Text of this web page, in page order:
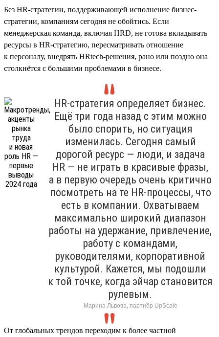
Без HR-стратегии, поддерживающей исполнение бизнес-
стратегии, компаниям сегодня не обойтись. Если
менеджерская команда, включая HRD, не готова вкладывать
ресурсы в HR-стратегию, пересматривать отношение
к персоналу, внедрять HRtech-решения, рано или поздно она
столкнётся с большими проблемами в бизнесе.
HR-стратегия определяет бизнес.
Ещё три года назад с этим можно
было спорить, но ситуация
изменилась. Сегодня самый
дорогой ресурс — люди, и задача
HR — не играть в красивые фразы,
а в первую очередь очень критично
посмотреть на те HR-процессы, что
есть в компании. Охватываем
максимально широкий диапазон
работы на удержание, привлечение,
работу с командами,
руководителями, корпоративной
культурой. Кажется, мы подошли
к той точке, когда эйчар становится
рулевым.
Марина Львова, партнёр UpScale
От глобальных трендов переходим к более частной